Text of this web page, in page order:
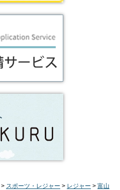
> スポーツ・レジャー > レジャー > 富山